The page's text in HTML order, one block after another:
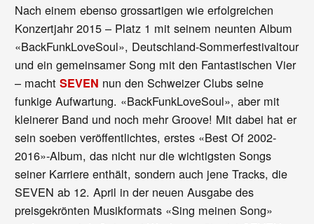
Nach einem ebenso grossartigen wie erfolgreichen
Konzertjahr 2015 – Platz 1 mit seinem neunten Album
«BackFunkLoveSoul», Deutschland-Sommerfestivaltour
und ein gemeinsamer Song mit den Fantastischen Vier
– machtSEVEN nun den Schweizer Clubs seine
funkige Aufwartung. «BackFunkLoveSoul», aber mit
kleinerer Band und noch mehr Groove! Mit dabei hat er
sein soeben veröffentlichtes, erstes «Best Of 2002-
2016»-Album, das nicht nur die wichtigsten Songs
seiner Karriere enthält, sondern auch jene Tracks, die
SEVEN ab 12. April in der neuen Ausgabe des
preisgekrönten Musikformats «Sing meinen Song»